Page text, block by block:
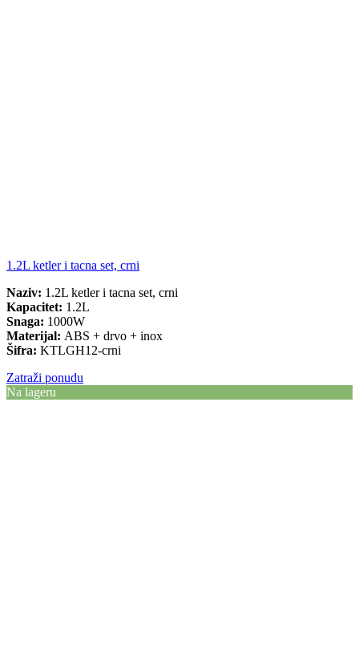
1.2L ketler i tacna set, crni
Naziv: 1.2L ketler i tacna set, crni
Kapacitet: 1.2L
Snaga: 1000W
Materijal: ABS + drvo + inox
Šifra: KTLGH12-crni
Zatraži ponudu
Na lageru